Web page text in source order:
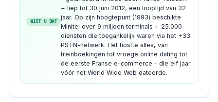
WIST U DAT
+ liep tot 30 juni 2012, een looptijd van 32
jaar. Op zijn hoogtepunt (1993) beschikte
Minitel over 9 miljoen terminals + 25.000
diensten die toegankelijk waren via het +33
PSTN-netwerk. Het hostte alles, van
treinboekingen tot vroege online dating tot
de eerste Franse e-commerce – die elf jaar
vóór het World Wide Web dateerde.